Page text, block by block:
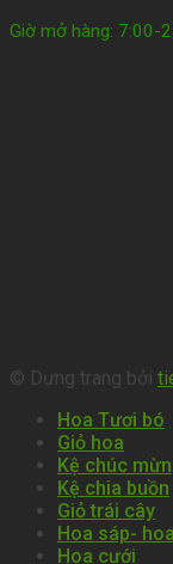
Giờ mở hàng: 7:00-
© Dựng trang bởi
Hoa Tươi bó
Giỏ hoa
Kệ chúc
Kệ chia buồn
Giỏ trái cây
Hoa sáp-
Hoa cưới